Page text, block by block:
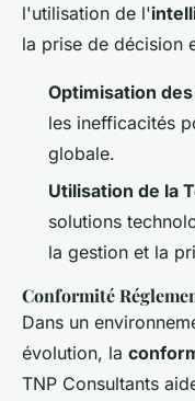
l'utilisation de l'
la prise de décision
Optimisation
les inefficacités
globale.
Utilisation de la
solutions
la gestion et la
Conformité
Dans un
évolution, la
TNP Consultants